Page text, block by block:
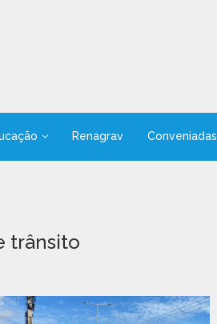
Renagrav Conveniadas
trânsito